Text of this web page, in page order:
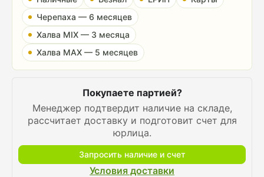
Черепаха — 6 месяцев
Халва MIX — 3 месяца
Халва MAX — 5 месяцев
Покупаете партией?
Менеджер подтвердит наличие на складе,
рассчитает доставку и подготовит счет для
юрлица.
Запросить наличие и счет
Условия доставки